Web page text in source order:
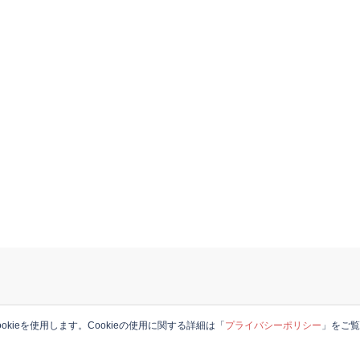
を使用します。Cookieの使用に関する詳細は「プライバシーポリシー 」をご覧